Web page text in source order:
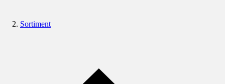
Sortiment